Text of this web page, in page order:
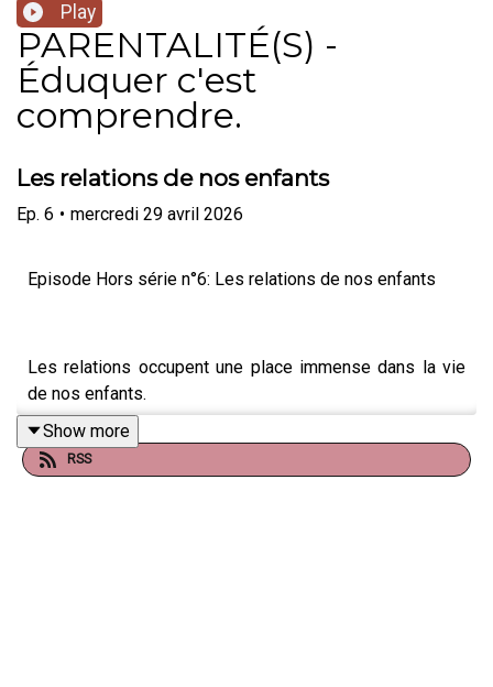
Play
PARENTALITÉ(S) -
Éduquer c'est
comprendre.
Les relations de nos enfants
Ep. 6 • mercredi 29 avril 2026
Episode Hors série n°6: Les relations de nos enfants
Les relations occupent une place immense dans la vie
de nos enfants.
Amitiés intenses, disputes qui semblent parfois
démesurées, exclusions douloureuses, réconciliations
Show more
RSS